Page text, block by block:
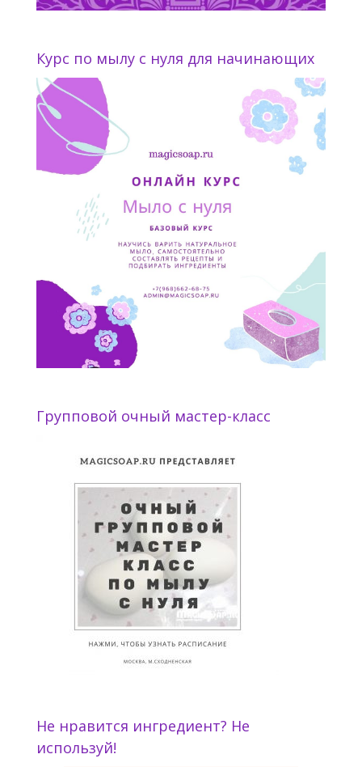
Курс по мылу с нуля для начинающих
Групповой очный мастер-класс
Не нравится ингредиент? Не
используй!